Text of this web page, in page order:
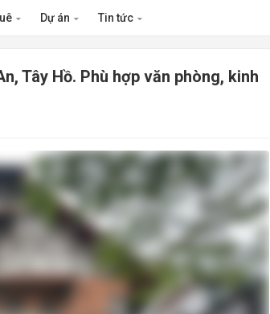
Dự án Tin tức
Tây Hồ. Phù hợp văn phòng, kinh